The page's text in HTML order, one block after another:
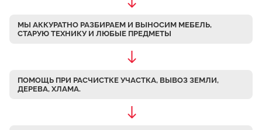
Поповка
Кривцы
МЫ АККУРАТНО РАЗБИРАЕМ И ВЫНОСИМ МЕБЕЛЬ,
СТАРУЮ ТЕХНИКУ И ЛЮБЫЕ ПРЕДМЕТЫ
ПОМОЩЬ ПРИ РАСЧИСТКЕ УЧАСТКА, ВЫВОЗ ЗЕМЛИ,
ДЕРЕВА, ХЛАМА.